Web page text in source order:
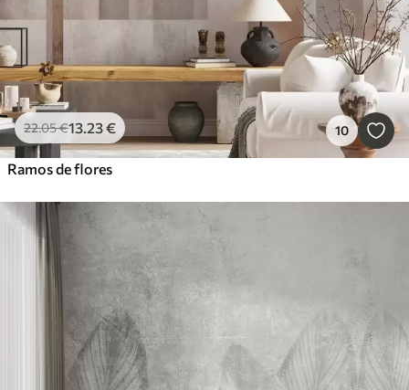
22.05€13.23€ 10
Ramos de flores